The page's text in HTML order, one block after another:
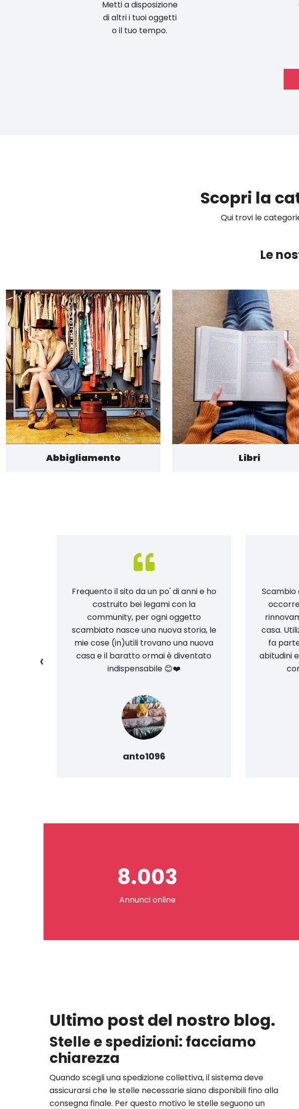
Metti a disposizione
di altri i tuoi oggetti
o il tuo tempo.
Scopri la
Qui trovi le
Le
Abbigliamento Libri
Frequento il sito da un po' di anni e ho
costruito bei legami con la
community, per ogni oggetto
scambiato nasce una nuova storia, le
mie cose (in)utili trovano una nuova
casa e il baratto ormai è diventato
indispensabile 😊❤️
anto1096
Scambio
casa.
fa
abitudini
‹
8.003
Annunci online
Ultimo post del nostro blog.
Stelle e spedizioni: facciamo
chiarezza
Quando scegli una spedizione collettiva, il sistema deve
assicurarsi che le stelle necessarie siano disponibili fino alla
consegna finale. Per questo motivo le stelle seguono un